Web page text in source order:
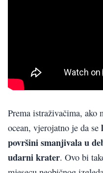
Prema istraživačima, ako
ocean, vjerojatno je da se
površini smanjivala u
udarni krater. Ovo bi